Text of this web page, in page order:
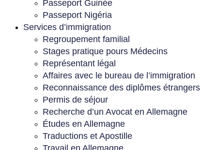
Passeport Guinée
Passeport Nigéria
Services d’immigration
Regroupement familial
Stages pratique pours Médecins
Représentant légal
Affaires avec le bureau de l’immigration
Reconnaissance des diplômes étrangers
Permis de séjour
Recherche d’un Avocat en Allemagne
Études en Allemagne
Traductions et Apostille